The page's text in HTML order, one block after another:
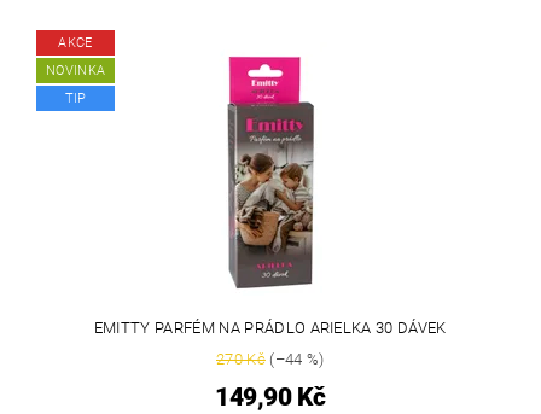
AKCE
NOVINKA
TIP
EMITTY PARFÉM NA PRÁDLO ARIELKA 30 DÁVEK
270 Kč(–44 %)
149,90 Kč